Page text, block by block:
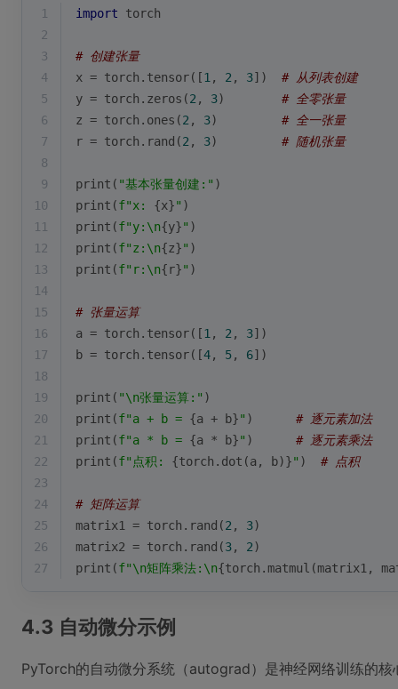
1 import torch
2
3
# 创建张量
4
x = torch.tensor([1 , 2 , 3]) # 从列表创建
5
y = torch.zeros(2 , 3) # 全零张量
6
z = torch.ones(2 , 3) # 全一张量
7
r = torch.rand(2 , 3) # 随机张量
8
9
print ( "基本张量创建:" )
10
print (f"x: {x}" )
11
print (f"y:\n{y}" )
12
print (f"z:\n{z}" )
13
print (f"r:\n{r}" )
14
15
# 张量运算
16
a = torch.tensor([1 , 2 , 3])
17
b = torch.tensor([4, 5, 6])
18
19
print ( "\n张量运算:" )
20
print (f"a + b = {a + b}" ) # 逐元素加法
21
print (f"a * b = {a * b}" ) # 逐元素乘法
22
print (f"点积: {torch.dot(a, b)}" ) # 点积
23
24
# 矩阵运算
25
matrix1 = torch.rand(2 , 3)
26
matrix2 = torch.rand(3, 2)
27
print (f"\n矩阵乘法:\n{torch.matmul(matrix1,
4.3 自动微分示例
PyTorch的自动微分系统（autograd）是神经网络训练的